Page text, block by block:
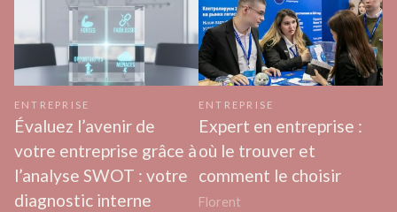
ENTREPRISE
Évaluez l’avenir de
votre entreprise grâce à
l’analyse SWOT : votre
diagnostic interne
ENTREPRISE
Expert en entreprise :
où le trouver et
comment le choisir
Florent